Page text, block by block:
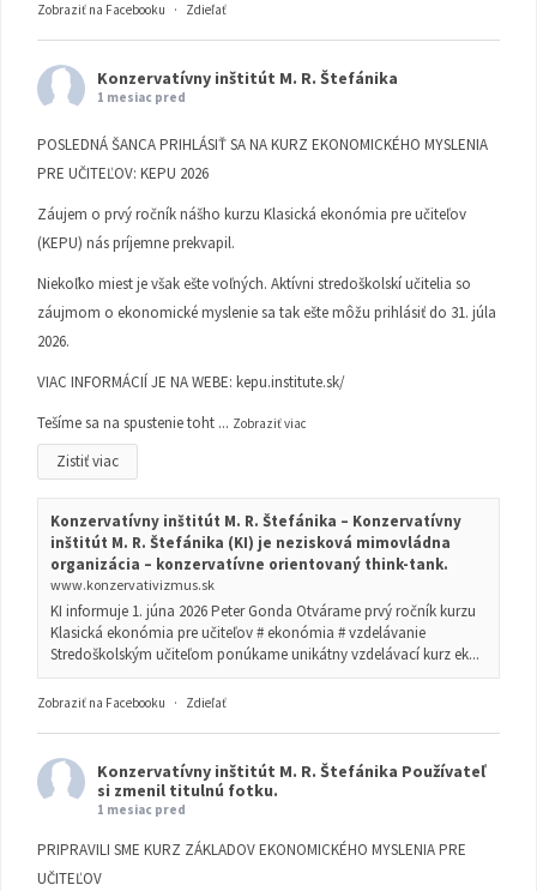
Zobraziť na Facebooku · Zdieľať
Konzervatívny inštitút M. R. Štefánika
1 mesiac pred
POSLEDNÁ ŠANCA PRIHLÁSIŤ SA NA KURZ EKONOMICKÉHO MYSLENIA
PRE UČITEĽOV: KEPU 2026
Záujem o prvý ročník nášho kurzu Klasická ekonómia pre učiteľov
(KEPU) nás príjemne prekvapil.
Niekoľko miest je však ešte voľných. Aktívni stredoškolskí učitelia so
záujmom o ekonomické myslenie sa tak ešte môžu prihlásiť do 31. júla
2026.
VIAC INFORMÁCIÍ JE NA WEBE: kepu.institute.sk/
Tešíme sa na spustenie toht ... Zobraziť viac
Zistiť viac
Konzervatívny inštitút M. R. Štefánika – Konzervatívny
inštitút M. R. Štefánika (KI) je nezisková mimovládna
organizácia – konzervatívne orientovaný think-tank.
www.konzervativizmus.sk
KI informuje 1. júna 2026 Peter Gonda Otvárame prvý ročník kurzu
Klasická ekonómia pre učiteľov # ekonómia # vzdelávanie
Stredoškolským učiteľom ponúkame unikátny vzdelávací kurz ek...
Zobraziť na Facebooku · Zdieľať
Konzervatívny inštitút M. R. Štefánika Používateľ
si zmenil titulnú fotku.
1 mesiac pred
PRIPRAVILI SME KURZ ZÁKLADOV EKONOMICKÉHO MYSLENIA PRE
UČITEĽOV